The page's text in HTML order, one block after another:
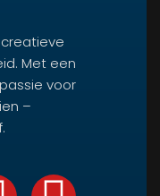
Met een
voor
–